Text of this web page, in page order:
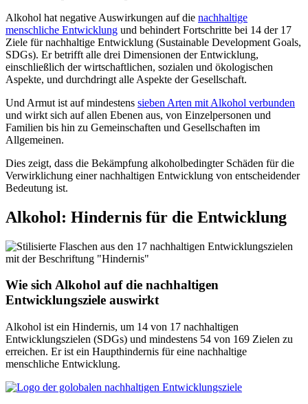
Alkohol hat negative Auswirkungen auf die nachhaltige
menschliche Entwicklung und behindert Fortschritte bei 14 der 17
Ziele für nachhaltige Entwicklung (Sustainable Development Goals,
SDGs). Er betrifft alle drei Dimensionen der Entwicklung,
einschließlich der wirtschaftlichen, sozialen und ökologischen
Aspekte, und durchdringt alle Aspekte der Gesellschaft.
Und Armut ist auf mindestens sieben Arten mit Alkohol verbunden
und wirkt sich auf allen Ebenen aus, von Einzelpersonen und
Familien bis hin zu Gemeinschaften und Gesellschaften im
Allgemeinen.
Dies zeigt, dass die Bekämpfung alkoholbedingter Schäden für die
Verwirklichung einer nachhaltigen Entwicklung von entscheidender
Bedeutung ist.
Alkohol: Hindernis für die Entwicklung
Wie sich Alkohol auf die nachhaltigen
Entwicklungsziele auswirkt
Alkohol ist ein Hindernis, um 14 von 17 nachhaltigen
Entwicklungszielen (SDGs) und mindestens 54 von 169 Zielen zu
erreichen. Er ist ein Haupthindernis für eine nachhaltige
menschliche Entwicklung.